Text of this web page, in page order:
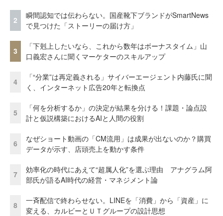
2
瞬間認知では伝わらない。国産靴下ブランドがSmartNews
で見つけた「ストーリーの届け方」
3
「下剋上したいなら、これから数年はボーナスタイム」山
口義宏さんに聞くマーケターのスキルアップ
4
「“分業”は再定義される」サイバーエージェント内藤氏に聞
く、インターネット広告20年と転換点
5
「何を分析するか」の決定が結果を分ける！課題・論点設
計と仮説構築におけるAIと人間の役割
6
なぜショート動画の「CM流用」は成果が出ないのか？購買
データが示す、店頭売上を動かす条件
7
効率化の時代にあえて“超属人化”を選ぶ理由 アナグラム阿
部氏が語るAI時代の経営・マネジメント論
8
一斉配信で終わらせない。LINEを「消費」から「資産」に
変える、カルビーとＵＴグループの設計思想